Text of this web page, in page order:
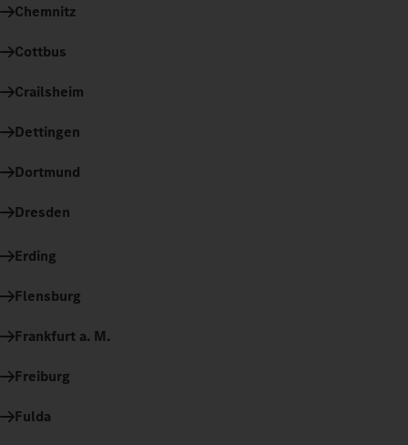
Chemnitz
Cottbus
Crailsheim
Dettingen
Dortmund
Dresden
Erding
Flensburg
Frankfurt a. M.
Freiburg
Fulda